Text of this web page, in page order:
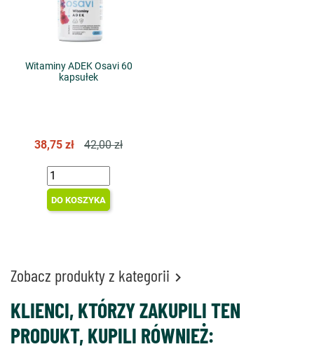
Witaminy ADEK Osavi 60
kapsułek
38,75 zł 42,00 zł
DO KOSZYKA
Zobacz produkty z kategorii 
KLIENCI, KTÓRZY ZAKUPILI TEN
PRODUKT, KUPILI RÓWNIEŻ: